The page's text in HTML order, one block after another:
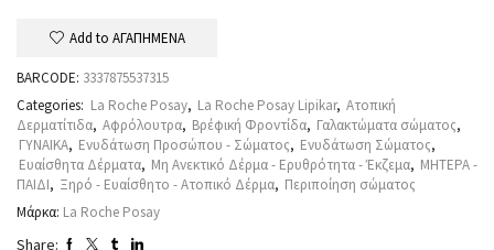
Add to ΑΓΑΠΗΜΕΝΑ
BARCODE: 3337875537315
Categories: La Roche Posay, La Roche Posay Lipikar, Ατοπική
Δερματίτιδα, Αφρόλουτρα, Βρέφική Φροντίδα, Γαλακτώματα σώματος,
ΓΥΝΑΙΚΑ, Ενυδάτωση Προσώπου - Σώματος, Ενυδάτωση Σώματος,
Ευαίσθητα Δέρματα, Μη Ανεκτικό Δέρμα - Ερυθρότητα - Έκζεμα, ΜΗΤΕΡΑ -
ΠΑΙΔΙ, Ξηρό - Ευαίσθητο - Ατοπικό Δέρμα, Περιποίηση σώματος
Μάρκα: La Roche Posay
Share: